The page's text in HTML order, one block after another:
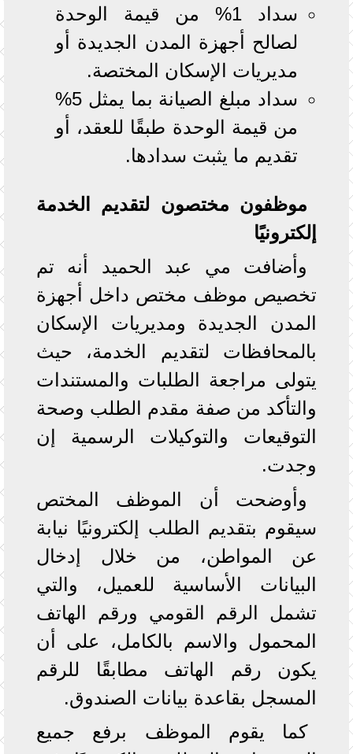
سداد 1% من قيمة الوحدة
لصالح أجهزة المدن الجديدة أو
مديريات الإسكان المختصة.
سداد مبلغ الصيانة بما يمثل 5%
من قيمة الوحدة طبقًا للعقد، أو
تقديم ما يثبت سدادها.
موظفون مختصون لتقديم الخدمة
إلكترونيًا
وأضافت مي عبد الحميد أنه تم
تخصيص موظف مختص داخل أجهزة
المدن الجديدة ومديريات الإسكان
بالمحافظات لتقديم الخدمة، حيث
يتولى مراجعة الطلبات والمستندات
والتأكد من صفة مقدم الطلب وصحة
التوقيعات والتوكيلات الرسمية إن
وجدت.
وأوضحت أن الموظف المختص
سيقوم بتقديم الطلب إلكترونيًا نيابة
عن المواطن، من خلال إدخال
البيانات الأساسية للعميل، والتي
تشمل الرقم القومي ورقم الهاتف
المحمول والاسم بالكامل، على أن
يكون رقم الهاتف مطابقًا للرقم
المسجل بقاعدة بيانات الصندوق.
كما يقوم الموظف برفع جميع